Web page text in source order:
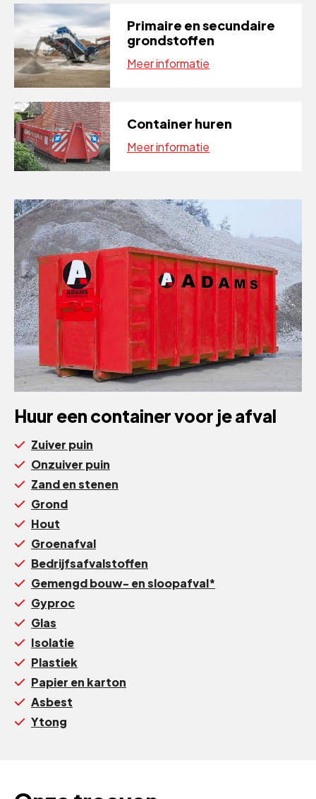
Primaire en secundaire
grondstoffen
Meer informatie
Container huren
Meer informatie
Huur een container voor je afval
Zuiver puin
Onzuiver puin
Zand en stenen
Grond
Hout
Groenafval
Bedrijfsafvalstoffen
Gemengd bouw- en sloopafval*
Gyproc
Glas
Isolatie
Plastiek
Papier en karton
Asbest
Ytong